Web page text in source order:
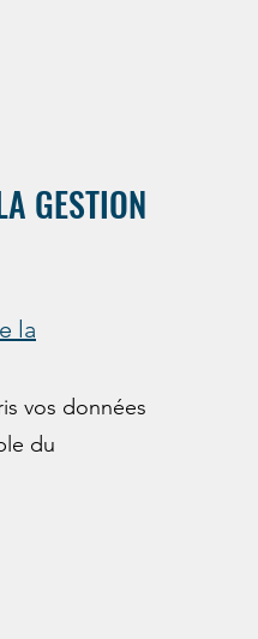
GESTION
la
vos données
du